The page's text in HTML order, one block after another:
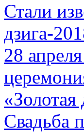
Стали
дзига-
28
«Золотая
Свадьба